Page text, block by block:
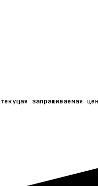
текущая запрашиваемая